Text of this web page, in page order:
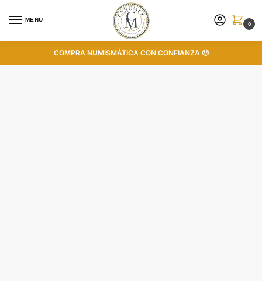
MENU
0
COMPRA NUMISMÁTICA CON CONFIANZA 🙂